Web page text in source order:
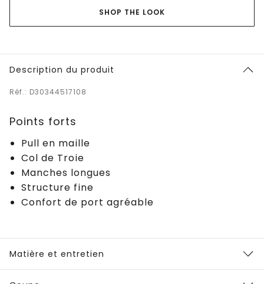
SHOP THE LOOK
Description du produit
Réf.: D30344517108
Points forts
Pull en maille
Col de Troie
Manches longues
Structure fine
Confort de port agréable
Matière et entretien